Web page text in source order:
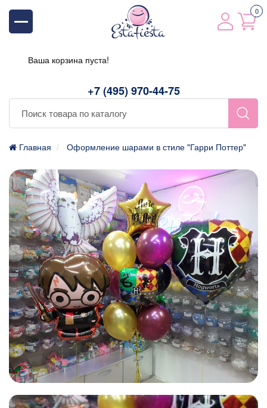
+7 (495) 970-44-75
0
Ваша корзина пуста!
Главная Оформление шарами в стиле "Гарри Поттер"